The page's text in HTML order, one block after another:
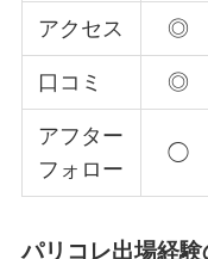
アクセス ◎
口コミ ◎
アフター
フォロー
◯
パリコレ出場経